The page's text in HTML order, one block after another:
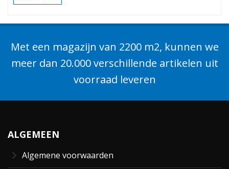
Met een magazijn van 2200 m2, kunnen we
meer dan 20.000 verschillende artikelen uit
voorraad leveren
ALGEMEEN
Algemene voorwaarden